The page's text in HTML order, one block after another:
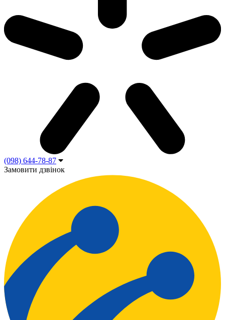
(098) 644-78-87
Замовити дзвінок